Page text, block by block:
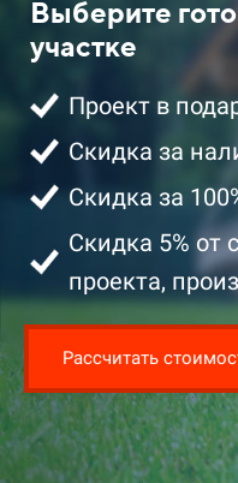
Выберите
участке
Проект в
Скидка за
Скидка за
Скидка 5% от
проекта,
Рассчитать
2 401 100 ₽ цена за
Подробнее